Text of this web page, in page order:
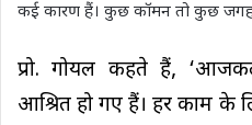
कई कारण हैं। कुछ कॉमन तो कुछ जगह
प्रो. गोयल कहते हैं,
आश्रित हो गए हैं। हर काम के